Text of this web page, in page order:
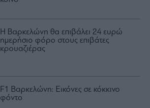
Η Βαρκελώνη θα επιβάλει 24 ευρώ
ημερήσιο φόρο στους επιβάτες
κρουαζιέρας
F1 Βαρκελώνη: Εικόνες σε κόκκινο
φόντο